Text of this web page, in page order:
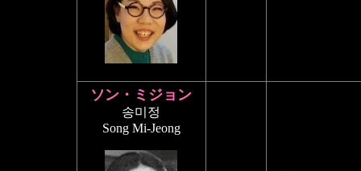
ソン・ミジョン
송미정
Song Mi-Jeong